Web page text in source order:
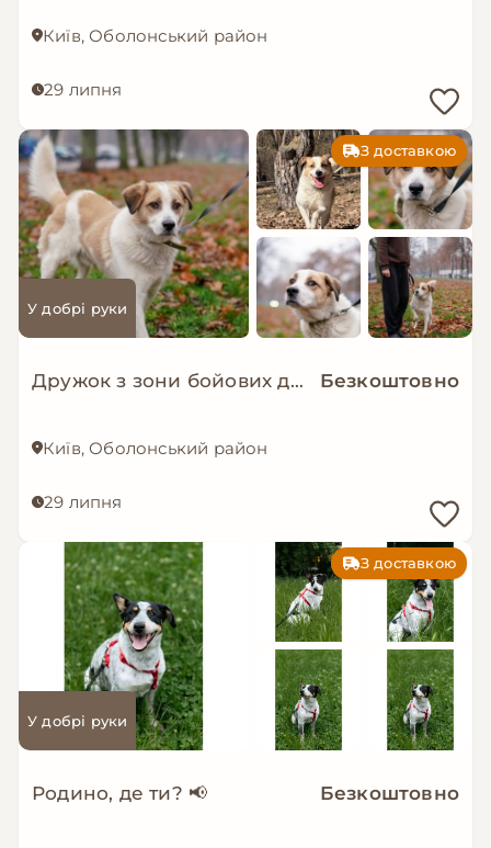
Київ, Оболонський район
29 липня
З доставкою
У добрі руки
Дружок з зони бойових дій шукає нову родину! Безкоштовно
Київ, Оболонський район
29 липня
З доставкою
У добрі руки
Родино, де ти? 📢 Безкоштовно